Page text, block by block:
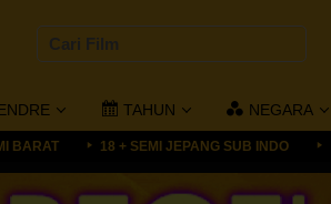
TAHUN NEGARA
BARAT 18 + SEMI JEPANG SUB INDO